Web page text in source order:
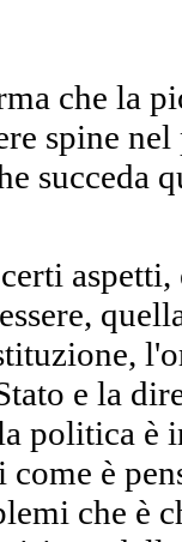
che la
spine
succeda
aspetti,
e la
politica è
è
che è